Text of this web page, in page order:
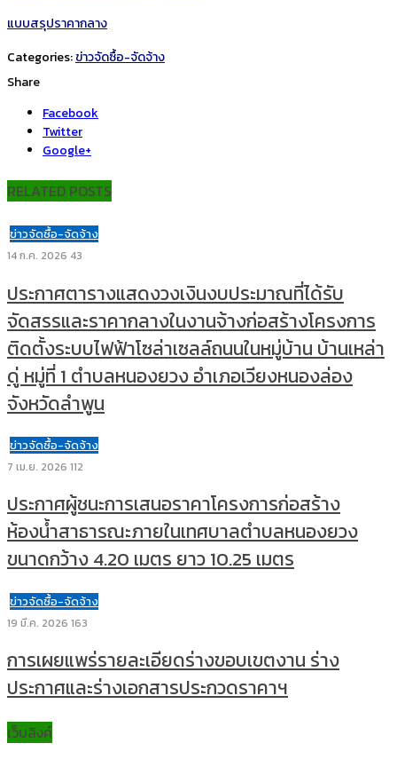
แบบสรุปราคากลาง
Categories:ข่าวจัดซื้อ-จัดจ้าง
Share
Facebook
Twitter
Google+
RELATED POSTS
ข่าวจัดซื้อ-จัดจ้าง
14 ก.ค. 2026 43
ประกาศตารางแสดงวงเงินงบประมาณที่ได้รับ
จัดสรรและราคากลางในงานจ้างก่อสร้างโครงการ
ติดตั้งระบบไฟฟ้าโซล่าเซลล์ถนนในหมู่บ้าน บ้านเหล่า
ดู่ หมู่ที่ 1 ตำบลหนองยวง อำเภอเวียงหนองล่อง
จังหวัดลำพูน
ข่าวจัดซื้อ-จัดจ้าง
7 เม.ย. 2026 112
ประกาศผู้ชนะการเสนอราคาโครงการก่อสร้าง
ห้องน้ำสาธารณะภายในเทศบาลตำบลหนองยวง
ขนาดกว้าง 4.20 เมตร ยาว 10.25 เมตร
ข่าวจัดซื้อ-จัดจ้าง
19 มี.ค. 2026 163
การเผยแพร่รายละเอียดร่างขอบเขตงาน ร่าง
ประกาศและร่างเอกสารประกวดราคาฯ
เว็บลิงค์